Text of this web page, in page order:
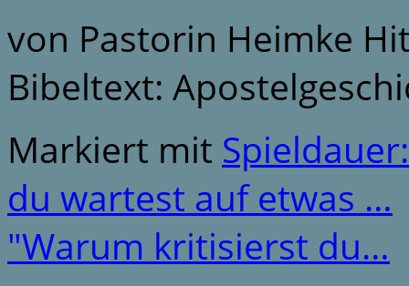
von Pastorin Heimke
Bibeltext:
Markiert mit
du wartest auf etwas …
"Warum kritisierst du…